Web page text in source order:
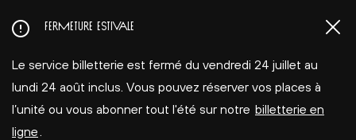
au
principal
FERMETURE ESTIVALE
Le service billetterie est fermé du vendredi 24 juillet au
lundi 24 août inclus. Vous pouvez réserver vos places à
l’unité ou vous abonner tout l'été sur notre billetterie en
ligne